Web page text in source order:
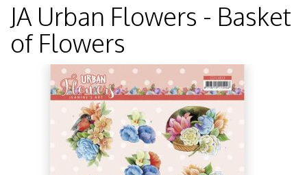
JA Urban Flowers - Basket
of Flowers